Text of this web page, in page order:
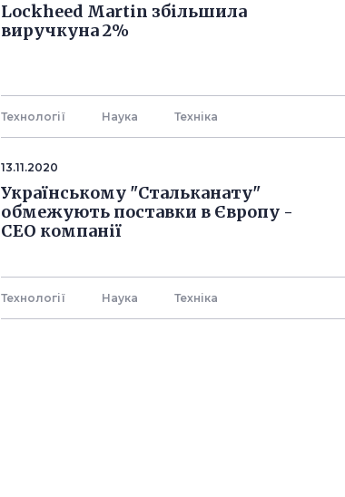
Lockheed Martin збільшила
виручкуна 2%
Технології Наука Технiка
13.11.2020
Українському "Стальканату"
обмежують поставки в Європу -
СЕО компанії
Технології Наука Технiка